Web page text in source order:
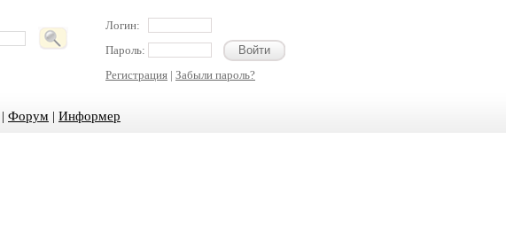
Логин:
Пароль:
Регистрация | Забыли пароль?
| Форум | Информер